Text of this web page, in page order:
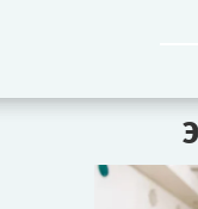
У ближайшего
По крайней мере,
в полицию, когда